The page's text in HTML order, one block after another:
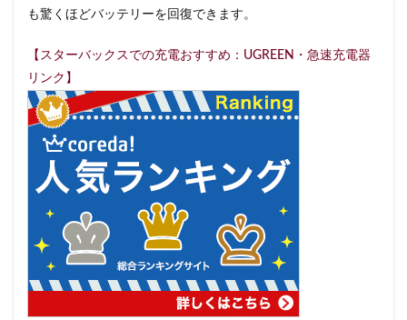
も驚くほどバッテリーを回復できます。
【スターバックスでの充電おすすめ：UGREEN・急速充電器
リンク】